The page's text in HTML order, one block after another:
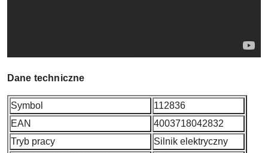
Dane techniczne
Symbol
112836
EAN
4003718042832
Tryb pracy
Silnik elektryczny